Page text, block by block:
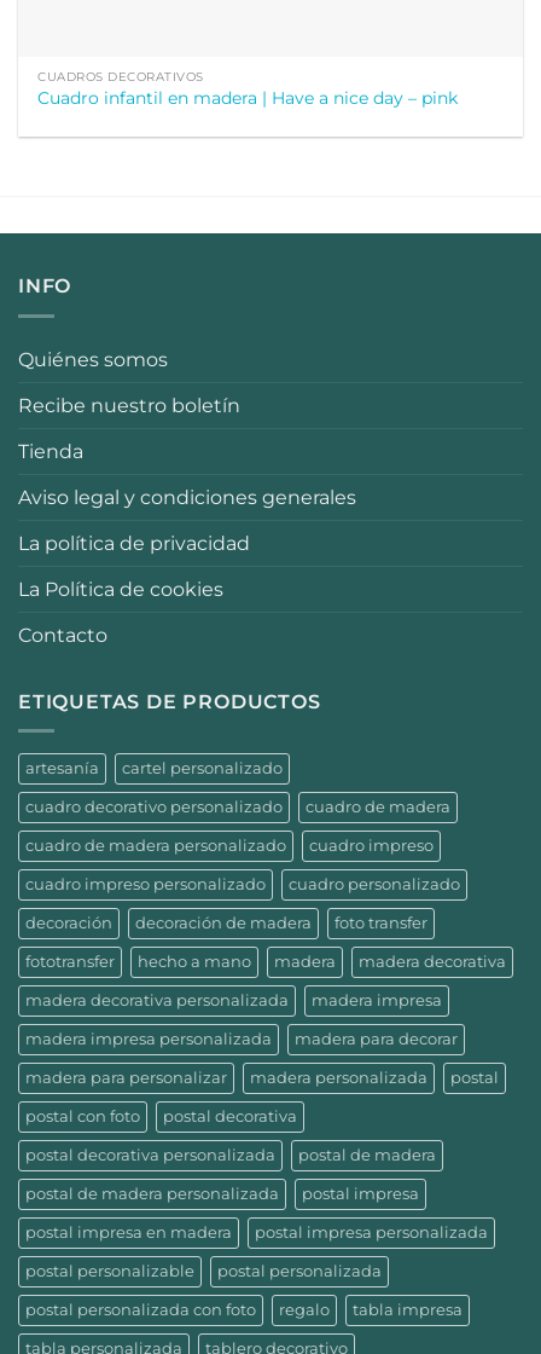
CUADROS DECORATIVOS
Cuadro infantil en madera | Have a nice day – pink
INFO
Quiénes somos
Recibe nuestro boletín
Tienda
Aviso legal y condiciones generales
La política de privacidad
La Política de cookies
Contacto
ETIQUETAS DE PRODUCTOS
artesanía cartel personalizado
cuadro decorativo personalizado cuadro de madera
cuadro de madera personalizado cuadro impreso
cuadro impreso personalizado cuadro personalizado
decoración decoración de madera foto transfer
fototransfer hecho a mano madera madera decorativa
madera decorativa personalizada madera impresa
madera impresa personalizada madera para decorar
madera para personalizar madera personalizada postal
postal con foto postal decorativa
postal decorativa personalizada postal de madera
postal de madera personalizada postal impresa
postal impresa en madera postal impresa personalizada
postal personalizable postal personalizada
postal personalizada con foto regalo tabla impresa
tabla personalizada tablero decorativo